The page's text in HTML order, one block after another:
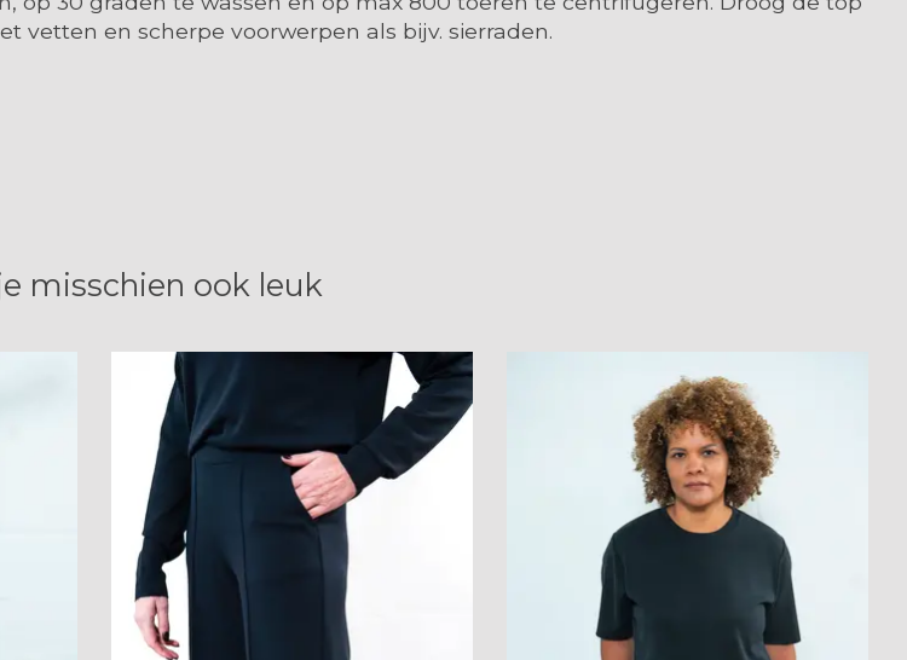
vetten en scherpe voorwerpen als bijv. sierraden.
misschien ook leuk